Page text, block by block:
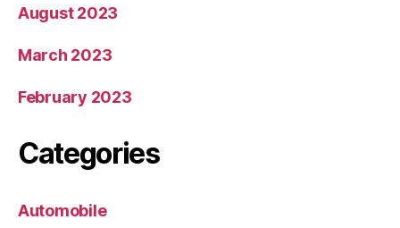
August 2023
March 2023
February 2023
Categories
Automobile